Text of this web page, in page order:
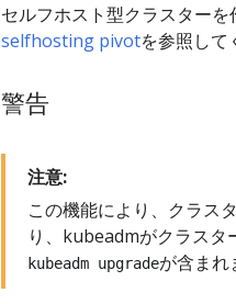
セルフホスト型クラスターを
selfhosting pivotを参照して
警告
注意:
この機能により、クラス
り、kubeadmがクラスタ
kubeadm upgradeが含まれ